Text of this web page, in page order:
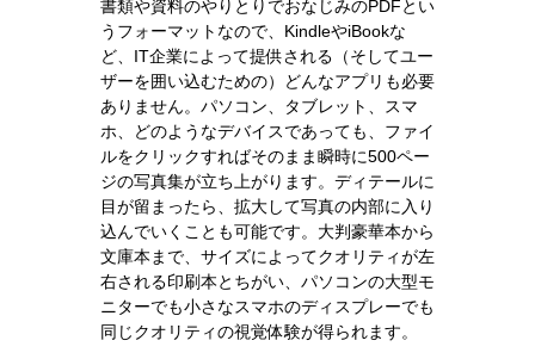
書類や資料のやりとりでおなじみのPDFとい
うフォーマットなので、KindleやiBookな
ど、IT企業によって提供される（そしてユー
ザーを囲い込むための）どんなアプリも必要
ありません。パソコン、タブレット、スマ
ホ、どのようなデバイスであっても、ファイ
ルをクリックすればそのまま瞬時に500ペー
ジの写真集が立ち上がります。ディテールに
目が留まったら、拡大して写真の内部に入り
込んでいくことも可能です。大判豪華本から
文庫本まで、サイズによってクオリティが左
右される印刷本とちがい、パソコンの大型モ
ニターでも小さなスマホのディスプレーでも
同じクオリティの視覚体験が得られます。